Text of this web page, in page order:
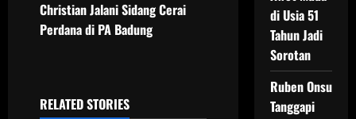
n
v
Christian Jalani Sidang Cerai
Perdana di PA Badung
RELATED STORIES
di Usia 51
Tahun Jadi
Sorotan
Ruben Onsu
Tanggapi